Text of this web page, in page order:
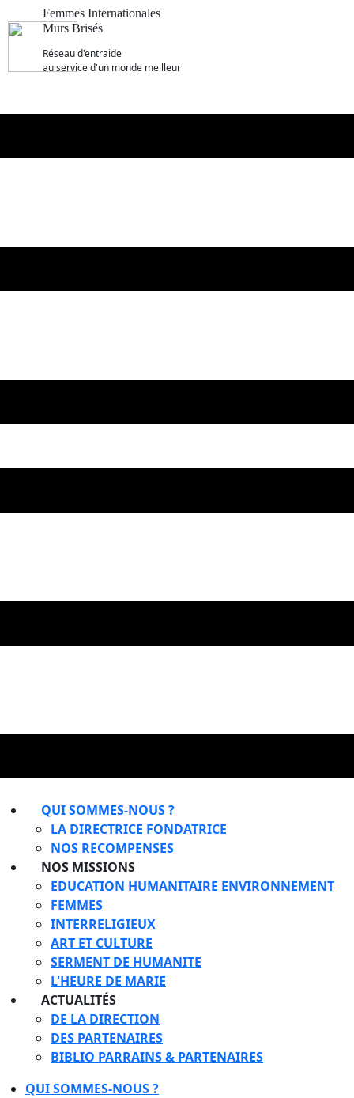
Femmes Internationales
Murs Brisés
R​éseau d'entraide
au service d'un monde meilleur
QUI SOMMES-NOUS ?
LA DIRECTRICE FONDATRICE
NOS RECOMPENSES
NOS MISSIONS
EDUCATION HUMANITAIRE ENVIRONNEMENT
FEMMES
INTERRELIGIEUX
ART ET CULTURE
SERMENT DE HUMANITE
L'HEURE DE MARIE
ACTUALITÉS
DE LA DIRECTION
DES PARTENAIRES
BIBLIO PARRAINS & PARTENAIRES
QUI SOMMES-NOUS ?